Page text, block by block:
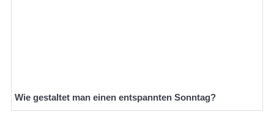
Wie gestaltet man einen entspannten Sonntag?